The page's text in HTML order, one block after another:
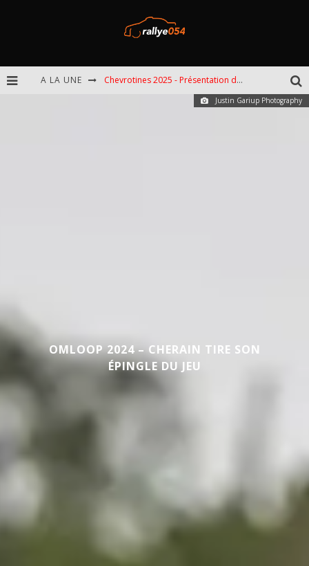
A LA UNE Chevrotines 2025 - Présentation de l'épreuve
EBR 2025 - Présentation de l'épreuve
Justin Gariup Photography
OMLOOP 2024 – CHERAIN TIRE SON
ÉPINGLE DU JEU